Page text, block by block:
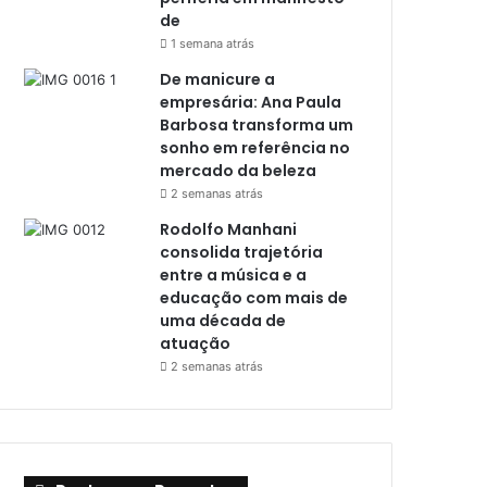
de
1 semana atrás
De manicure a
empresária: Ana Paula
Barbosa transforma um
sonho em referência no
mercado da beleza
2 semanas atrás
Rodolfo Manhani
consolida trajetória
entre a música e a
educação com mais de
uma década de
atuação
2 semanas atrás